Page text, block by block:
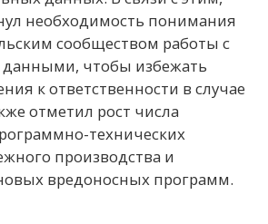
необходимость понимания
сообществом работы с
чтобы избежать
к ответственности в случае
отметил рост числа
технических
производства и
вредоносных программ.